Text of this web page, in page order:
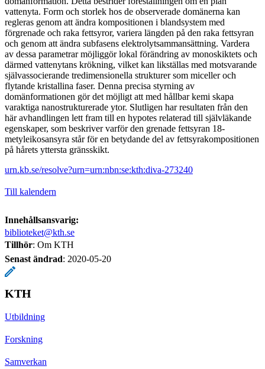
vattenyta. Form och storlek hos de observerade domänerna kan
regleras genom att ändra kompositionen i blandsystem med
förgrenade och raka fettsyror, variera längden på den raka fettsyran
och genom att ändra subfasens elektrolytsammansättning. Vardera
av dessa parametrar möjliggör lokal förändring av monoskiktets och
därmed vattenytans krökning, vilket kan likställas med motsvarande
självassocierande tredimensionella strukturer som miceller och
flytande kristallina faser. Denna precisa styrning av
domänformationen gör det möjligt att med hållbar kemi skapa
varaktiga nanostrukturerade ytor. Slutligen har resultaten från den
här avhandlingen lett fram till en hypotes relaterad till självläkande
egenskaper, som beskriver varför den grenade fettsyran 18-
metyleikosansyra står för en betydande del av fettsyrakompositionen
på hårets yttersta gränsskikt.
urn.kb.se/resolve?urn=urn:nbn:se:kth:diva-273240
Till kalendern
Innehållsansvarig:
biblioteket@kth.se
Tillhör: Om KTH
Senast ändrad: 2020-05-20
KTH
Utbildning
Forskning
Samverkan